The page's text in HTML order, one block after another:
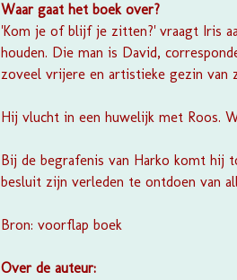
Waar gaat het boek over?
'Kom je of blijf je zitten?' vraagt Iris
houden. Die man is David,
zoveel vrijere en artistieke gezin van
Hij vlucht in een huwelijk met Roos.
Bij de begrafenis van Harko komt hij
besluit zijn verleden te ontdoen van
Bron: voorflap boek
Over de auteur: